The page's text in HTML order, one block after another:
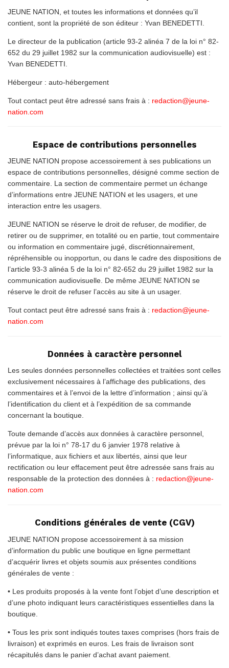
JEUNE NATION, et toutes les informations et données qu’il
contient, sont la propriété de son éditeur : Yvan BENEDETTI.
Le directeur de la publication (article 93-2 alinéa 7 de la loi n° 82-
652 du 29 juillet 1982 sur la communication audiovisuelle) est :
Yvan BENEDETTI.
Hébergeur : auto-hébergement
Tout contact peut être adressé sans frais à : redaction@jeune-
nation.com
Espace de contributions personnelles
JEUNE NATION propose accessoirement à ses publications un
espace de contributions personnelles, désigné comme section de
commentaire. La section de commentaire permet un échange
d’informations entre JEUNE NATION et les usagers, et une
interaction entre les usagers.
JEUNE NATION se réserve le droit de refuser, de modifier, de
retirer ou de supprimer, en totalité ou en partie, tout commentaire
ou information en commentaire jugé, discrétionnairement,
répréhensible ou inopportun, ou dans le cadre des dispositions de
l’article 93-3 alinéa 5 de la loi n° 82-652 du 29 juillet 1982 sur la
communication audiovisuelle. De même JEUNE NATION se
réserve le droit de refuser l’accès au site à un usager.
Tout contact peut être adressé sans frais à : redaction@jeune-
nation.com
Données à caractère personnel
Les seules données personnelles collectées et traitées sont celles
exclusivement nécessaires à l’affichage des publications, des
commentaires et à l’envoi de la lettre d’information ; ainsi qu’à
l’identification du client et à l’expédition de sa commande
concernant la boutique.
Toute demande d’accès aux données à caractère personnel,
prévue par la loi n° 78-17 du 6 janvier 1978 relative à
l’informatique, aux fichiers et aux libertés, ainsi que leur
rectification ou leur effacement peut être adressée sans frais au
responsable de la protection des données à : redaction@jeune-
nation.com
Conditions générales de vente (CGV)
JEUNE NATION propose accessoirement à sa mission
d’information du public une boutique en ligne permettant
d’acquérir livres et objets soumis aux présentes conditions
générales de vente :
• Les produits proposés à la vente font l’objet d’une description et
d’une photo indiquant leurs caractéristiques essentielles dans la
boutique.
• Tous les prix sont indiqués toutes taxes comprises (hors frais de
livraison) et exprimés en euros. Les frais de livraison sont
récapitulés dans le panier d’achat avant paiement.